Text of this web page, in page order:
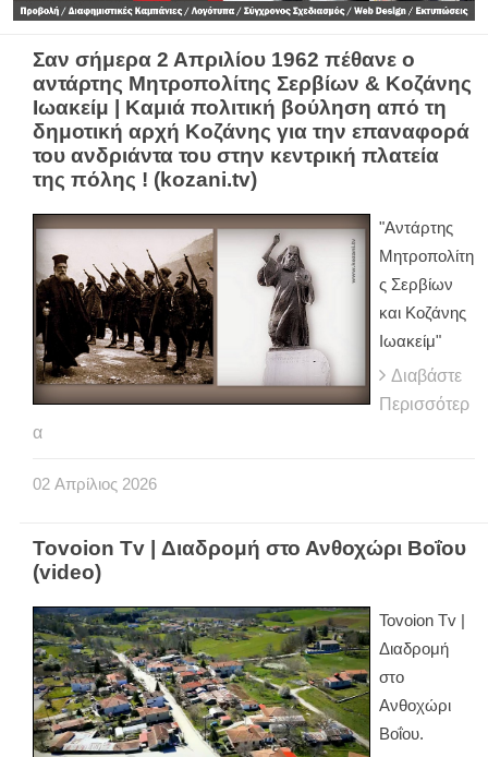
Σαν σήμερα 2 Απριλίου 1962 πέθανε o
αντάρτης Μητροπολίτης Σερβίων & Κοζάνης
Ιωακείμ | Καμιά πολιτική βούληση από τη
δημοτική αρχή Κοζάνης για την επαναφορά
του ανδριάντα του στην κεντρική πλατεία
της πόλης ! (kozani.tv)
"Αντάρτης
Μητροπολίτη
ς Σερβίων
και Κοζάνης
Ιωακείμ"
Διαβάστε
Περισσότερ
α
02 Απρίλιος 2026
Tovoion Tv | Διαδρομή στο Ανθοχώρι Βοΐου
(video)
Tovoion Tv |
Διαδρομή
στο
Ανθοχώρι
Βοΐου.